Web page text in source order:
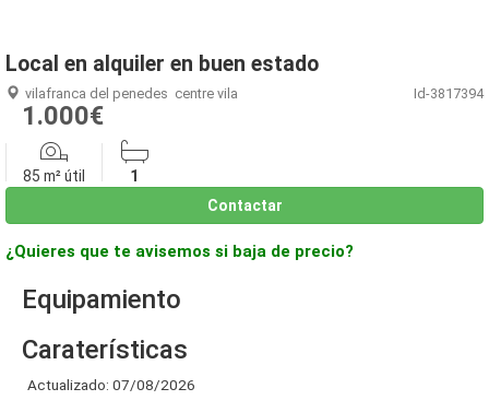
Local en alquiler en buen estado
vilafranca del penedes centre vila Id-3817394
1.000€
85 m² útil
1
Contactar
¿Quieres que te avisemos si baja de precio?
Equipamiento
Caraterísticas
Actualizado: 07/08/2026